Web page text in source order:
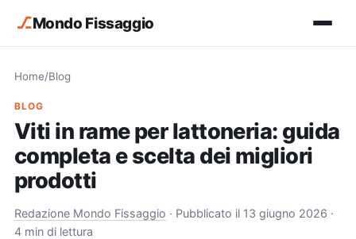
⎇Mondo Fissaggio
Home/Blog
BLOG
Viti in rame per lattoneria: guida
completa e scelta dei migliori
prodotti
Redazione Mondo Fissaggio · Pubblicato il 13 giugno 2026 ·
4 min di lettura